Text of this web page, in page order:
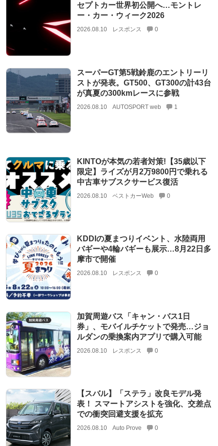
セプトカー世界初公開へ…モントレ
ー・カー・ウィーク2026
2026.08.10 レスポンス 0
スーパーGT第5戦鈴鹿のエントリーリ
ストが発表。GT500、GT300の計43台
が真夏の300kmレースに参戦
2026.08.10 AUTOSPORT web 1
KINTOが本気の若者対策!【35歳以下
限定】ライズが月2万9800円で乗れる
中古車サブスクサービス復活
2026.08.10 ベストカーWeb 0
KDDIの夏まつりイベント、水陸両用
バギーや4輪バギーも展示…8月22日多
摩市で開催
2026.08.10 レスポンス 0
加賀周遊バス「キャン・バス1日
券」、モバイルチケットで発売…ジョ
ルダンの乗換案内アプリで購入可能
2026.08.10 レスポンス 0
【スバル】「ステラ」改良モデル発
表！ スマートアシストを強化、交差点
での衝突回避支援を拡充
2026.08.10 Auto Prove 0